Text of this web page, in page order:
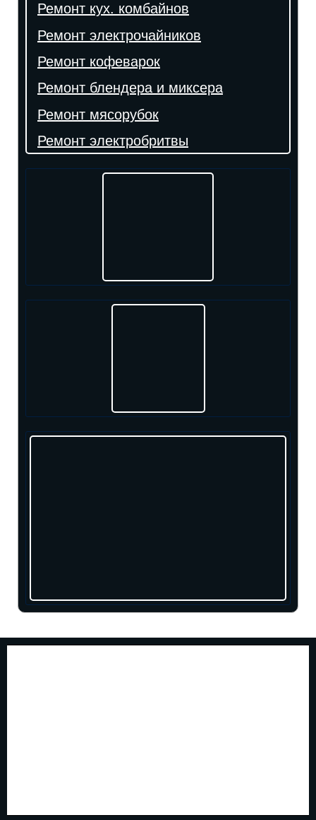
Ремонт кух. комбайнов
Ремонт электрочайников
Ремонт кофеварок
Ремонт блендера и миксера
Ремонт мясорубок
Ремонт электробритвы